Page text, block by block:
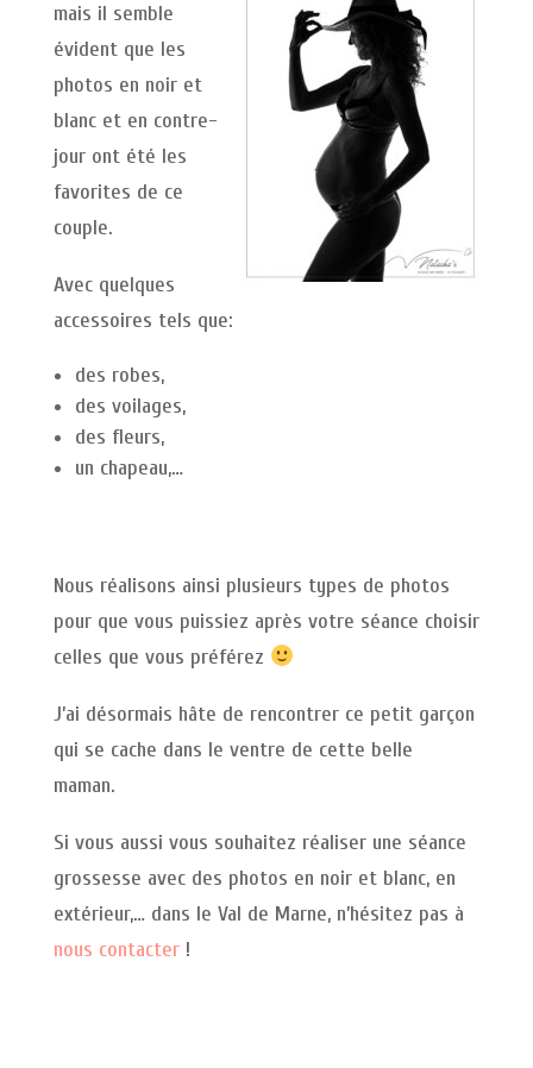
mais il semble
évident que les
photos en noir et
blanc et en contre-
jour ont été les
favorites de ce
couple.
Avec quelques
accessoires tels que:
des robes,
des voilages,
des fleurs,
un chapeau,…
Nous réalisons ainsi plusieurs types de photos
pour que vous puissiez après votre séance choisir
celles que vous préférez
J’ai désormais hâte de rencontrer ce petit garçon
qui se cache dans le ventre de cette belle
maman.
Si vous aussi vous souhaitez réaliser une séance
grossesse avec des photos en noir et blanc, en
extérieur,… dans le Val de Marne, n’hésitez pas à
nous contacter!